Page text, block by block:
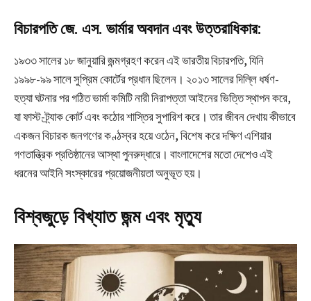
বিচারপতি জে. এস. ভার্মার অবদান এবং উত্তরাধিকার:
১৯৩৩ সালের ১৮ জানুয়ারি জন্মগ্রহণ করেন এই ভারতীয় বিচারপতি, যিনি
১৯৯৮-৯৯ সালে সুপ্রিম কোর্টের প্রধান ছিলেন। ২০১৩ সালের দিল্লি ধর্ষণ-
হত্যা ঘটনার পর গঠিত ভার্মা কমিটি নারী নিরাপত্তা আইনের ভিত্তি স্থাপন করে,
যা ফাস্ট-ট্র্যাক কোর্ট এবং কঠোর শাস্তির সুপারিশ করে। তার জীবন দেখায় কীভাবে
একজন বিচারক জনগণের কণ্ঠস্বর হয়ে ওঠেন, বিশেষ করে দক্ষিণ এশিয়ার
গণতান্ত্রিক প্রতিষ্ঠানের আস্থা পুনরুদ্ধারে। বাংলাদেশের মতো দেশেও এই
ধরনের আইনি সংস্কারের প্রয়োজনীয়তা অনুভূত হয়।
বিশ্বজুড়ে বিখ্যাত জন্ম এবং মৃত্যু